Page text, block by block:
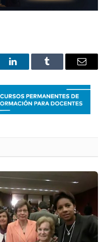
LinkedInTumblr Email